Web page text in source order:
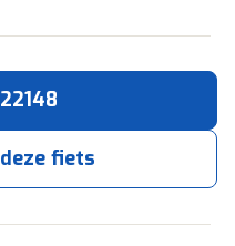
Giant
E+ (incl. 500Wh)
fiets
neemt snel contact